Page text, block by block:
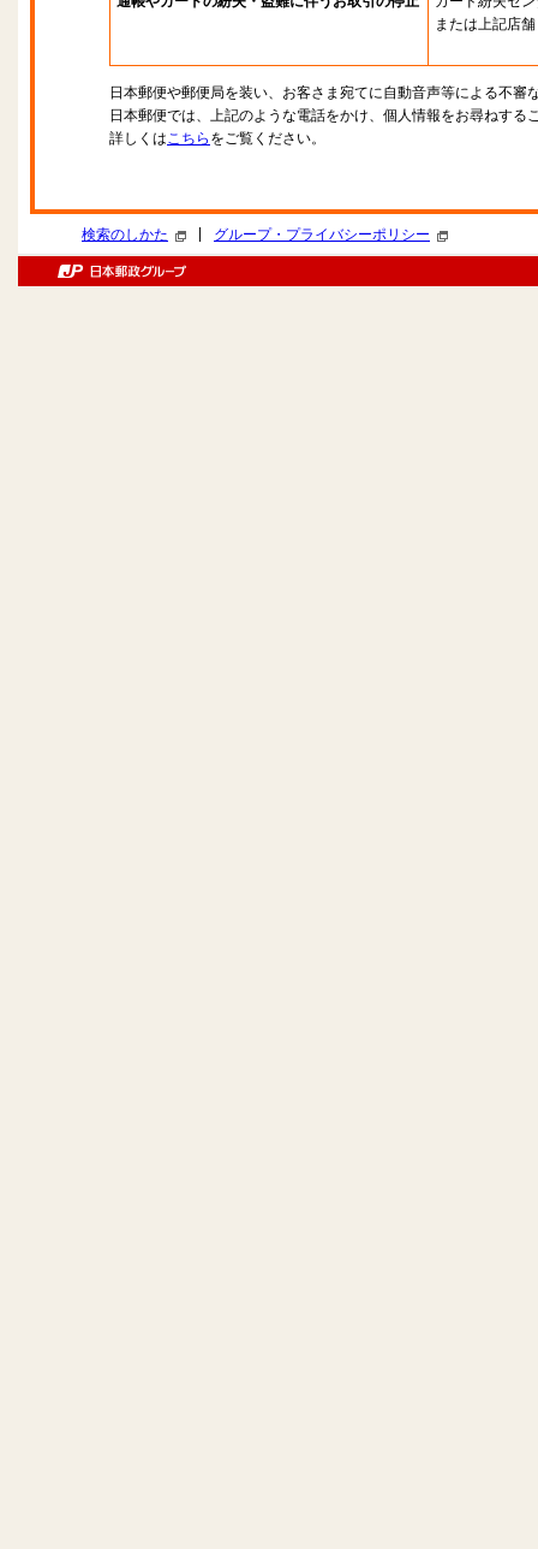
または上記店舗
日本郵便や郵便局を装い、お客さま宛てに自動音声等による不審
日本郵便では、上記のような電話をかけ、個人情報をお尋ねする
詳しくはこちら をご覧ください。
検索のしかた グループ・プライバシーポリシー